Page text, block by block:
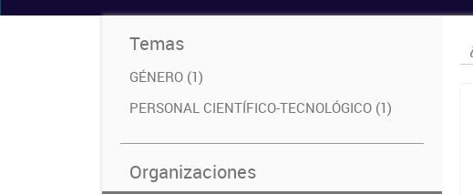
Temas
GÉNERO (1)
PERSONAL CIENTÍFICO-TECNOLÓGICO (1)
Organizaciones